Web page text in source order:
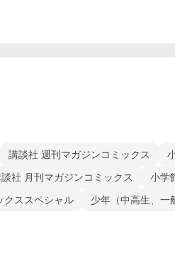
講談社 週刊マガジンコミックス
社 月刊マガジンコミックス 小学
クススペシャル
少年（中高生、一